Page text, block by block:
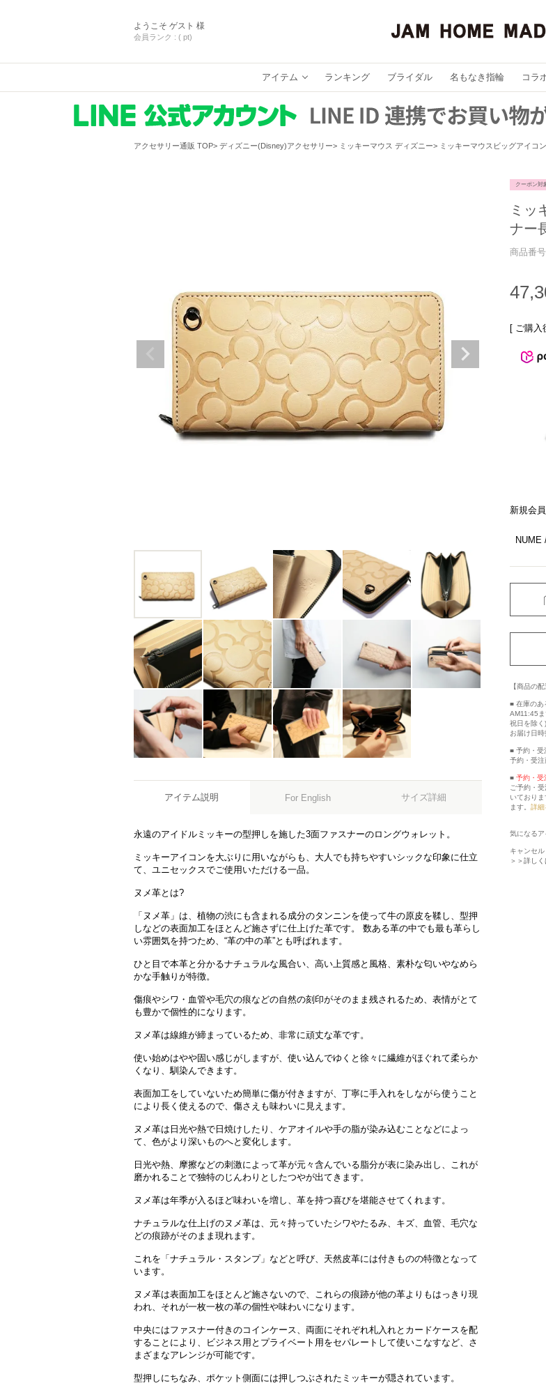
ようこそ ゲスト 様
会員ランク : ( pt)
アイテム ランキング ブライダル 名もなき指輪 コラ
アクセサリー通販 TOP ディズニー(Disney)アクセサリー ミッキーマウス ディズニー ミッキーマウスビッグアイコ
アイテム説明 For English サイズ詳細
永遠のアイドルミッキーの型押しを施した3面ファスナーのロングウォレット。
ミッキーアイコンを大ぶりに用いながらも、大人でも持ちやすいシックな印象に仕立
て、ユニセックスでご使用いただける一品。
ヌメ革とは?
「ヌメ革」は、植物の渋にも含まれる成分のタンニンを使って牛の原皮を鞣し、型押
しなどの表面加工をほとんど施さずに仕上げた革です。 数ある革の中でも最も革らし
い雰囲気を持つため、“革の中の革”とも呼ばれます。
ひと目で本革と分かるナチュラルな風合い、高い上質感と風格、素朴な匂いやなめら
かな手触りが特徴。
傷痕やシワ・血管や毛穴の痕などの自然の刻印がそのまま残されるため、表情がとて
も豊かで個性的になります。
ヌメ革は線維が締まっているため、非常に頑丈な革です。
使い始めはやや固い感じがしますが、使い込んでゆくと徐々に繊維がほぐれて柔らか
くなり、馴染んできます。
表面加工をしていないため簡単に傷が付きますが、丁寧に手入れをしながら使うこと
により長く使えるので、傷さえも味わいに見えます。
ヌメ革は日光や熱で日焼けしたり、ケアオイルや手の脂が染み込むことなどによっ
て、色がより深いものへと変化します。
日光や熱、摩擦などの刺激によって革が元々含んでいる脂分が表に染み出し、これが
磨かれることで独特のじんわりとしたつやが出てきます。
ヌメ革は年季が入るほど味わいを増し、革を持つ喜びを堪能させてくれます。
ナチュラルな仕上げのヌメ革は、元々持っていたシワやたるみ、キズ、血管、毛穴な
どの痕跡がそのまま現れます。
これを「ナチュラル・スタンプ」などと呼び、天然皮革には付きものの特徴となって
います。
ヌメ革は表面加工をほとんど施さないので、これらの痕跡が他の革よりもはっきり現
われ、それが一枚一枚の革の個性や味わいになります。
中央にはファスナー付きのコインケース、両面にそれぞれ札入れとカードケースを配
することにより、ビジネス用とプライベート用をセパレートして使いこなすなど、さ
まざまなアレンジが可能です。
型押しにちなみ、ポケット側面には押しつぶされたミッキーが隠されています。
クーポン対
ミッ
ナー
商品番号
[ ご購入
新規会
NUME
【商品の
■ 在庫のあ
AM11:45
祝日を除く)
お届け日
■ 予約・受
予約・受注
■ 予約・受
ご予約・
いており
ます。 詳細
気になる
キャンセ
＞＞詳し